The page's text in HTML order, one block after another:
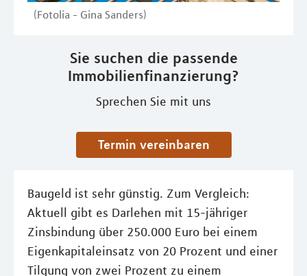
(Fotolia - Gina Sanders)
Sie suchen die passende
Immobilienfinanzierung?
Sprechen Sie mit uns
Termin vereinbaren
Baugeld ist sehr günstig. Zum Vergleich:
Aktuell gibt es Darlehen mit 15-jähriger
Zinsbindung über 250.000 Euro bei einem
Eigenkapitaleinsatz von 20 Prozent und einer
Tilgung von zwei Prozent zu einem